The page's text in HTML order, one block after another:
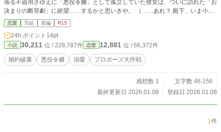
張る不器用さゆえに「悪役令嬢」として孤立していた彼女は、ついに訪れた「お
決まりの断罪劇」に絶望……するかと思いきや。 （……あれ？ 殿下、いま小さ
く「よっしゃあ！」ってガッツポーズしませんでした!?）
恋愛 完結 長編 R15
24h.ポイント 14pt
小説 30,211 位 / 228,787件 恋愛 12,881 位 / 66,372件
婚約破棄 悪役令嬢 溺愛 プロポーズ大作戦
感想数 1
文字数 46,156
最終更新日 2026.01.08
登録日 2026.01.08
1件